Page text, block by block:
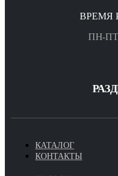
ВРЕМЯ
ПН-ПТ
КАТАЛОГ
КОНТАКТЫ